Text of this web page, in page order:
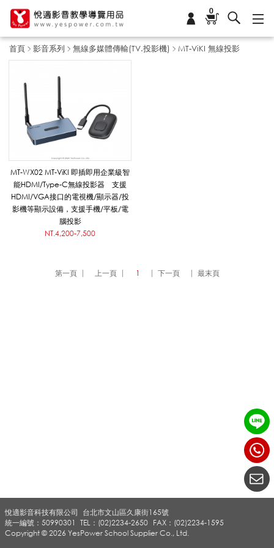
0
首頁 影音系列 無線多媒體傳輸(TV.投影機) MT-ViKI 無線投影
M
-
V
影
MT-WX02 MT-ViKI 即插即用企業級智
能HDMI/Type-C無線投影器 支援
HDMI/VGA接口的電視機/顯示器/投
影機等顯示設備，支援手機/平板/電
腦投影
NT.4,200-7,500
第一頁 上一頁 1 下一頁 最末頁
悅適影音科技有限公司
TEL：(02)2234-2650 FAX：(02)2234-1595
台北市文山區久康街165號
統一編號：50990301
Copyright © 2026 YesPower School Supplier Co., Ltd.